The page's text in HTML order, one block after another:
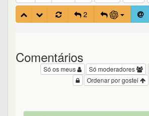
2
Comentários
Só moderadores
Só os meus
Ordenar por gostei